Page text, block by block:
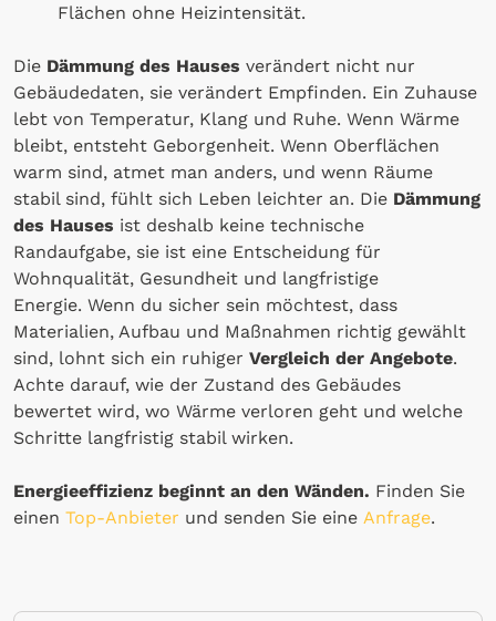
Flächen ohne Heizintensität.
Die Dämmung des Hauses verändert nicht nur
Gebäudedaten, sie verändert Empfinden. Ein Zuhause
lebt von Temperatur, Klang und Ruhe. Wenn Wärme
bleibt, entsteht Geborgenheit. Wenn Oberflächen
warm sind, atmet man anders, und wenn Räume
stabil sind, fühlt sich Leben leichter an. Die Dämmung
des Hauses ist deshalb keine technische
Randaufgabe, sie ist eine Entscheidung für
Wohnqualität, Gesundheit und langfristige
Energie. Wenn du sicher sein möchtest, dass
Materialien, Aufbau und Maßnahmen richtig gewählt
sind, lohnt sich ein ruhiger Vergleich der Angebote.
Achte darauf, wie der Zustand des Gebäudes
bewertet wird, wo Wärme verloren geht und welche
Schritte langfristig stabil wirken.
Energieeffizienz beginnt an den Wänden. Finden Sie
einen Top-Anbieter und senden Sie eine Anfrage.